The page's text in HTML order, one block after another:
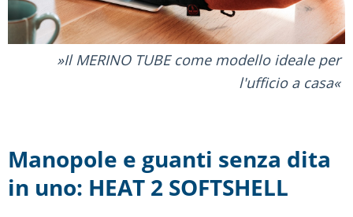
Il MERINO TUBE come modello ideale per
l'ufficio a casa
Manopole e guanti senza dita
in uno: HEAT 2 SOFTSHELL